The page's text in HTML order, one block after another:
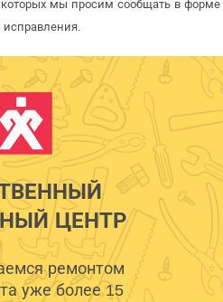
которых мы просим сообщать в форме
исправления.
ЦЕНТР
ремонтом
уже более 15